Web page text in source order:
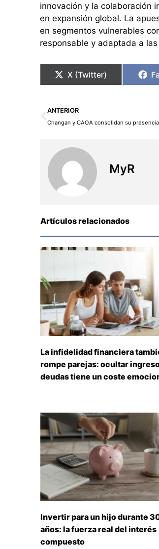
innovación y la colaboración
en expansión global. La
en segmentos vulnerables
responsable y adaptada a
X (Twitter)
Ant
ANTERIOR
MyR
Artículos relacionados
La infidelidad financiera
rompe parejas: ocultar
deudas tiene un coste
Invertir para un hijo durante
años: la fuerza real del interés
compuesto